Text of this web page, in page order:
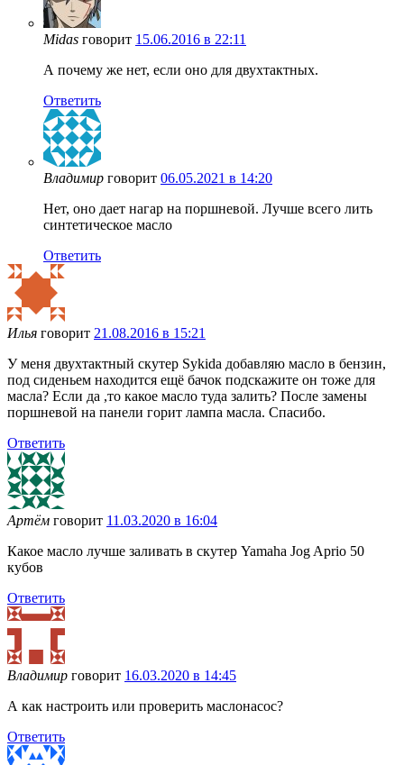
Midas говорит 15.06.2016 в 22:11
А почему же нет, если оно для двухтактных.
Ответить
Владимир говорит 06.05.2021 в 14:20
Нет, оно дает нагар на поршневой. Лучше всего лить
синтетическое масло
Ответить
Илья говорит 21.08.2016 в 15:21
У меня двухтактный скутер Sykida добавляю масло в бензин,
под сиденьем находится ещё бачок подскажите он тоже для
масла? Если да ,то какое масло туда залить? После замены
поршневой на панели горит лампа масла. Спасибо.
Ответить
Артём говорит 11.03.2020 в 16:04
Какое масло лучше заливать в скутер Yamaha Jog Aprio 50
кубов
Ответить
Владимир говорит 16.03.2020 в 14:45
А как настроить или проверить маслонасос?
Ответить